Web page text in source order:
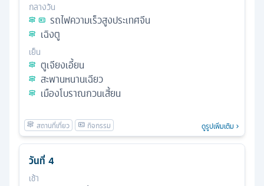
กลางวัน
รถไฟความเร็วสูงประเทศจีน
เฉิงตู
เย็น
ตูเจียงเอี้ยน
สะพานหนานเฉียว
เมืองโบราณกวนเสี้ยน
ดูรูปเพิ่มเติม
วันที่ 4
เช้า